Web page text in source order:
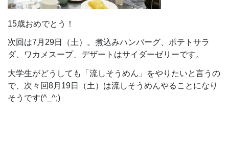
15歳おめでとう！
次回は7月29日（土）。煮込みハンバーグ、ポテトサラ
ダ、ワカメスープ、デザートはサイダーゼリーです。
大学生がどうしても「流しそうめん」をやりたいと言うの
で、次々回8月19日（土）は流しそうめんやることになり
そうです(^_^;)